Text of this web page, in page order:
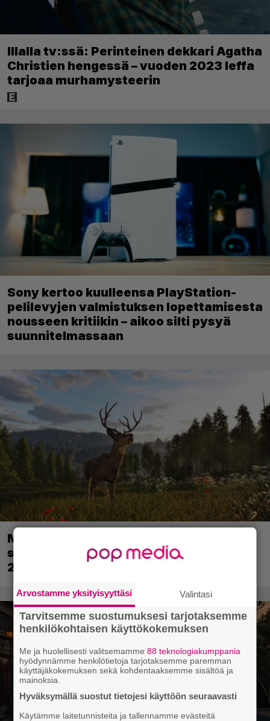
Illalla tv:ssä: Perinteinen dekkari Agatha
Christien hengessä – vuoden 2023 leffa
tarjoaa murhamysteerin
Sony kertoo kuulleensa PlayStation-
pelilevyjen valmistuksen lopettamisesta
nousseen kritiikin – aikoo silti pysyä
suunnitelmassaan
Metsästyssimulaattorin jatko-osa
saapuu ensi kuussa – Way of the Hunter
2 päivättiin
Arvostamme yksityisyyttäsi Valintasi
Tarvitsemme suostumuksesi tarjotaksemme
henkilökohtaisen käyttökokemuksen
Me ja huolellisesti valitsemamme88 teknologiakumppania
hyödynnämme henkilötietoja tarjotaksemme paremman
käyttäjäkokemuksen sekä kohdentaaksemme sisältöä ja
mainoksia.
Hyväksymällä suostut tietojesi käyttöön seuraavasti
Käytämme laitetunnisteita ja tallennamme evästeitä